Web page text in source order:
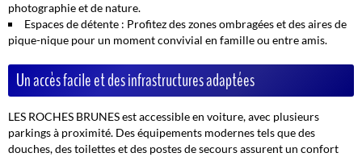
photographie et de nature.
Espaces de détente : Profitez des zones ombragées et des aires de
pique-nique pour un moment convivial en famille ou entre amis.
Un accès facile et des infrastructures adaptées
LES ROCHES BRUNES est accessible en voiture, avec plusieurs
parkings à proximité. Des équipements modernes tels que des
douches, des toilettes et des postes de secours assurent un confort